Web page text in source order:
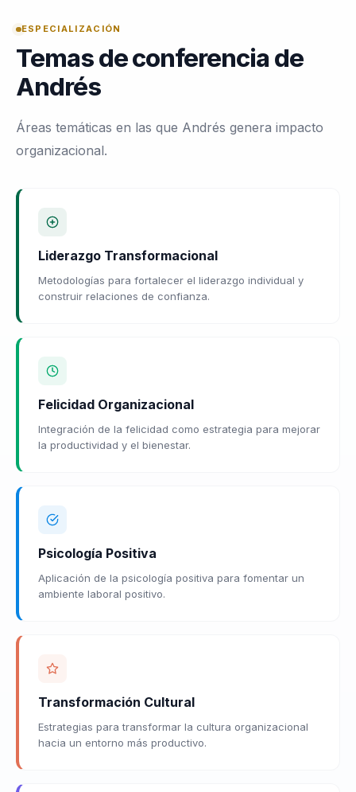
ESPECIALIZACIÓN
Temas de conferencia de
Andrés
Áreas temáticas en las que Andrés genera impacto
organizacional.
Liderazgo Transformacional
Metodologías para fortalecer el liderazgo individual y
construir relaciones de confianza.
Felicidad Organizacional
Integración de la felicidad como estrategia para mejorar
la productividad y el bienestar.
Psicología Positiva
Aplicación de la psicología positiva para fomentar un
ambiente laboral positivo.
Transformación Cultural
Estrategias para transformar la cultura organizacional
hacia un entorno más productivo.